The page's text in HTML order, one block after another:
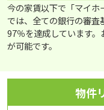
今の家賃以下で「マイ
では、全ての銀行の審
97％を達成しています
が可能です。
物件